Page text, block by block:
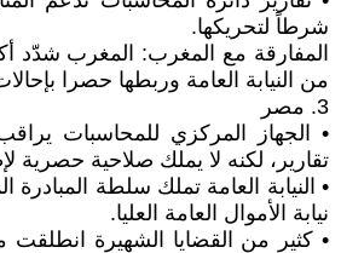
شرطاً لتحريكها.
المفارقة مع المغرب: المغرب شدّد
من النيابة العامة وربطها حصرا
3. مصر
• الجهاز المركزي للمحاسبات
تقارير، لكنه لا يملك صلاحية حصرية
• النيابة العامة تملك سلطة المبادرة
نيابة الأموال العامة العليا.
• كثير من القضايا الشهيرة انطلقت